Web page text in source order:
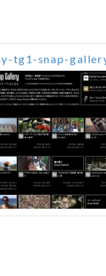
tg1-snap-